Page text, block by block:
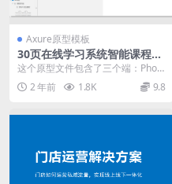
Axure原型模板
30页在线学习系统智能课程系
统产品原型axure rp源文件下
载_Axurehub原型资源网
这个原型文件包含了三个端：Phon
e端、Pad端和Web端。每个端下面
都包含了相...
2 年前 1.8K 9.8